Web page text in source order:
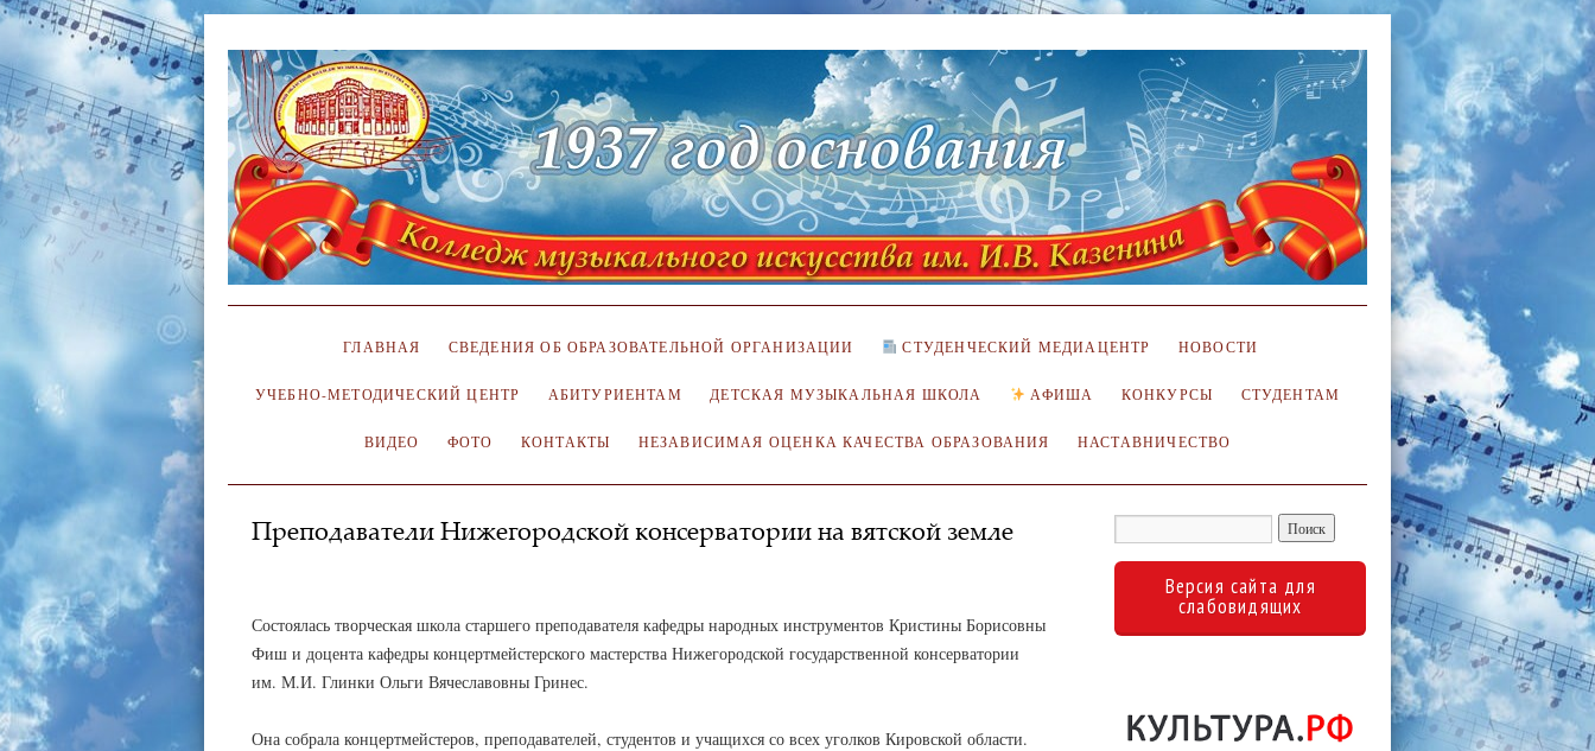
ГЛАВНАЯ СВЕДЕНИЯ ОБ ОБРАЗОВАТЕЛЬНОЙ ОРГАНИЗАЦИИ СТУДЕНЧЕСКИЙ МЕДИАЦЕНТР НОВОСТИ
УЧЕБНО-МЕТОДИЧЕСКИЙ ЦЕНТР АБИТУРИЕНТАМ ДЕТСКАЯ МУЗЫКАЛЬНАЯ ШКОЛА АФИША КОНКУРСЫ СТУДЕНТАМ
ВИДЕО ФОТО КОНТАКТЫ НЕЗАВИСИМАЯ ОЦЕНКА КАЧЕСТВА ОБРАЗОВАНИЯ НАСТАВНИЧЕСТВО
Преподаватели Нижегородской консерватории на вятской земле
Состоялась творческая школа старшего преподавателя кафедры народных инструментов Кристины Борисовны
Фиш и доцента кафедры концертмейстерского мастерства Нижегородской государственной консерватории
им. М.И. Глинки Ольги Вячеславовны Гринес.
Она собрала концертмейстеров, преподавателей, студентов и учащихся со всех уголков Кировской области.
Версия сайта для
слабовидящих